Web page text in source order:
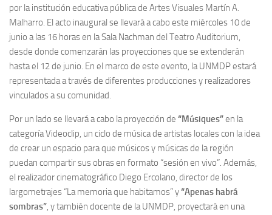
por la institución educativa pública de Artes Visuales Martín A.
Malharro. El acto inaugural se llevará a cabo este miércoles 10 de
junio a las 16 horas en la Sala Nachman del Teatro Auditorium,
desde donde comenzarán las proyecciones que se extenderán
hasta el 12 de junio. En el marco de este evento, la UNMDP estará
representada a través de diferentes producciones y realizadores
vinculados a su comunidad.
Por un lado se llevará a cabo la proyección de “Músiques”en la
categoría Videoclip, un ciclo de música de artistas locales con la idea
de crear un espacio para que músicos y músicas de la región
puedan compartir sus obras en formato “sesión en vivo”. Además,
el realizador cinematográfico Diego Ercolano, director de los
largometrajes “La memoria que habitamos” y“Apenas habrá
sombras”, y también docente de la UNMDP, proyectará en una